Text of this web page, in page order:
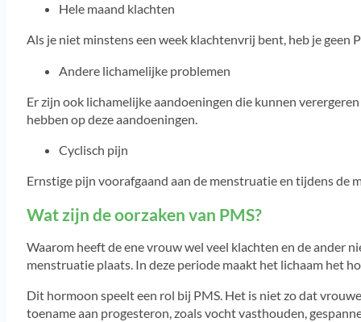
Hele maand klachten
Als je niet minstens een week klachtenvrij bent, heb je geen
Andere lichamelijke problemen
Er zijn ook lichamelijke aandoeningen die kunnen
hebben op deze aandoeningen.
Cyclisch pijn
Ernstige pijn voorafgaand aan de menstruatie en tijdens de
Wat zijn de oorzaken van PMS?
Waarom heeft de ene vrouw wel veel klachten en de ander
menstruatie plaats. In deze periode maakt het lichaam het
Dit hormoon speelt een rol bij PMS. Het is niet zo dat
toename aan progesteron, zoals vocht vasthouden,